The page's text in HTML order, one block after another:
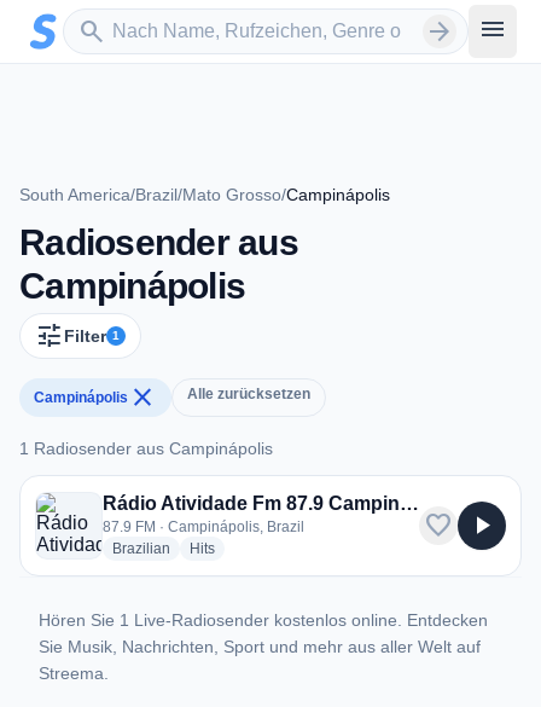
Zum Hauptinhalt springen
search
Sender suchen arrow_forward menu
South America/Brazil/Mato Grosso/Campinápolis
Radiosender aus
Campinápolis
tune Filter 1
Campinápolis close Alle zurücksetzen
1 Radiosender aus Campinápolis
1 Radiosender aus Campinápolis
Rádio Atividade Fm 87.9 Campinápolis
87.9 FM · Campinápolis, Brazil
Brazilian radio stations
Hitsradio stations
favorite play_arrow
Hören Sie 1 Live-Radiosender kostenlos online. Entdecken
Sie Musik, Nachrichten, Sport und mehr aus aller Welt auf
Streema.